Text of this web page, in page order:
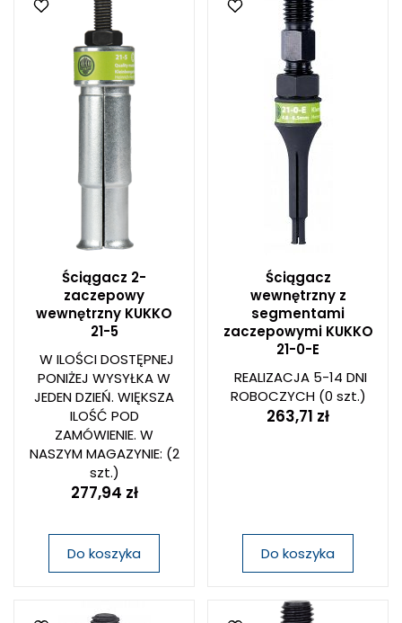
Ściągacz 2-
zaczepowy
wewnętrzny KUKKO
21-5
W ILOŚCI DOSTĘPNEJ
PONIŻEJ WYSYŁKA W
JEDEN DZIEŃ. WIĘKSZA
ILOŚĆ POD
ZAMÓWIENIE. W
NASZYM MAGAZYNIE: (2
szt.)
277,94 zł
Do koszyka
Ściągacz
wewnętrzny z
segmentami
zaczepowymi KUKKO
21-0-E
REALIZACJA 5-14 DNI
ROBOCZYCH(0 szt.)
263,71 zł
Do koszyka